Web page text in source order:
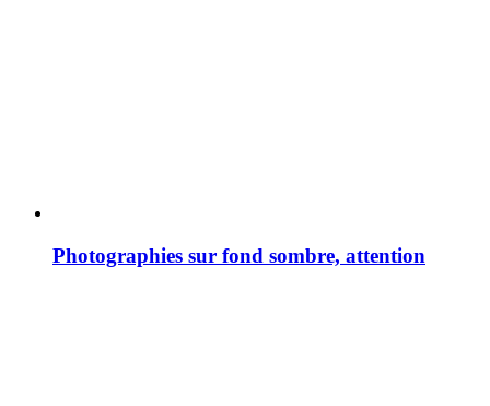
Photographies sur fond sombre, attention